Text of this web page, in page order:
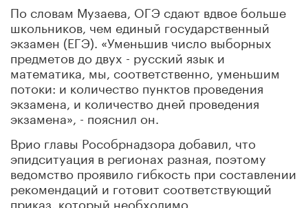
По словам Музаева, ОГЭ сдают вдвое больше
школьников, чем единый государственный
экзамен (ЕГЭ). «Уменьшив число выборных
предметов до двух - русский язык и
математика, мы, соответственно, уменьшим
потоки: и количество пунктов проведения
экзамена, и количество дней проведения
экзамена», - пояснил он.
Врио главы Рособрнадзора добавил, что
эпидситуация в регионах разная, поэтому
ведомство проявило гибкость при составлении
рекомендаций и готовит соответствующий
приказ, который необходимо